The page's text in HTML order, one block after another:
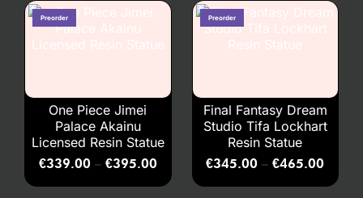
One Piece Jimei
Palace Akainu
Licensed Resin Statue
€339.00 – €395.00
Final Fantasy Dream
Studio Tifa Lockhart
Resin Statue
€345.00 – €465.00